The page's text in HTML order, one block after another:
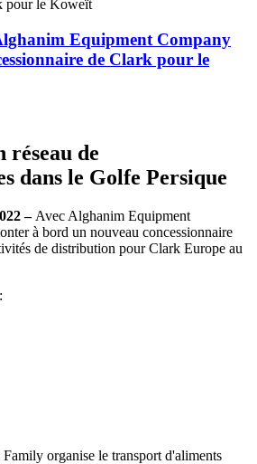
Equipment Company
de Clark pour le
réseau de
dans le Golfe Persique
– Avec Alghanim Equipment
à bord un nouveau concessionnaire
de distribution pour Clark Europe au